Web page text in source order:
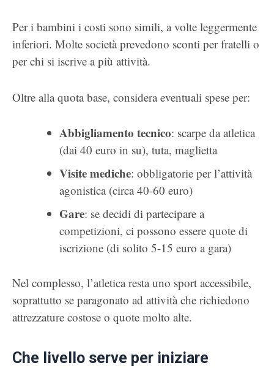
Per i bambini i costi sono simili, a volte leggermente
inferiori. Molte società prevedono sconti per fratelli o
per chi si iscrive a più attività.
Oltre alla quota base, considera eventuali spese per:
Abbigliamento tecnico: scarpe da atletica
(dai 40 euro in su), tuta, maglietta
Visite mediche: obbligatorie per l’attività
agonistica (circa 40-60 euro)
Gare: se decidi di partecipare a
competizioni, ci possono essere quote di
iscrizione (di solito 5-15 euro a gara)
Nel complesso, l’atletica resta uno sport accessibile,
soprattutto se paragonato ad attività che richiedono
attrezzature costose o quote molto alte.
Che livello serve per iniziare